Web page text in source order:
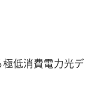
低消費電力光デ